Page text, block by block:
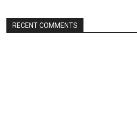
RECENT COMMENTS